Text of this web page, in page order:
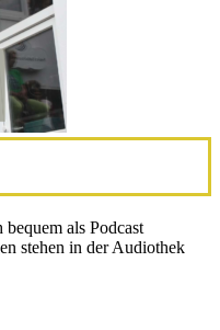
als Podcast
stehen in der Audiothek